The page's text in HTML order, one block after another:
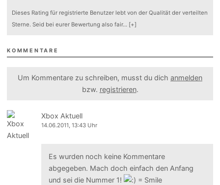
Dieses Rating für registrierte Benutzer lebt von der Qualität der verteilten
Sterne. Seid bei eurer Bewertung also fair... [+]
KOMMENTARE
Um Kommentare zu schreiben, musst du dich anmelden
bzw. registrieren.
Xbox Aktuell
14.06.2011, 13:43 Uhr
Es wurden noch keine Kommentare
abgegeben. Mach doch einfach den Anfang
und sei die Nummer 1!